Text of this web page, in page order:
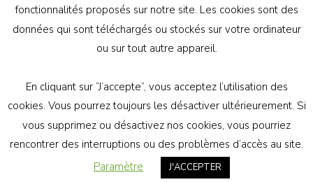
Génération Athée
. Tous droits
réservés.
Vilva | Développé par
Propulsé par
politique de confidentialité
fonctionnalités proposés sur notre site. Les cookies sont des
données qui sont téléchargés ou stockés sur votre ordinateur
ou sur tout autre appareil.
En cliquant sur ”J’accepte”, vous acceptez l’utilisation des
cookies. Vous pourrez toujours les désactiver ultérieurement. Si
vous supprimez ou désactivez nos cookies, vous pourriez
rencontrer des interruptions ou des problèmes d’accès au site.
Paramètre
J'ACCEPTER